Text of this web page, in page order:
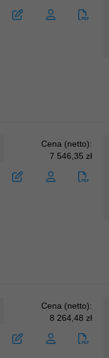
Cena (netto):
7 546,35 zł
Cena (netto):
8 264,48 zł